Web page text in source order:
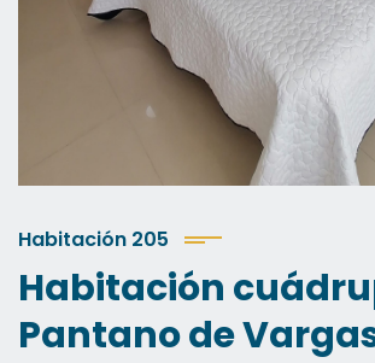
Habitación 205
Habitación
Pantano de